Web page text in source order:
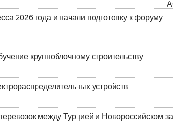
2026 года и начали подготовку к форуму
крупноблочному строительству
устройств
между Турцией и Новороссийском за